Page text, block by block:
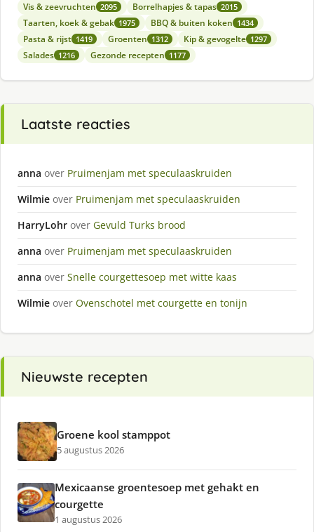
Vis & zeevruchten 2095 Borrelhapjes & tapas 2015
Taarten, koek & gebak 1975 BBQ & buiten koken 1434
Pasta & rijst 1419 Groenten 1312 Kip & gevogelte 1297
Salades 1216 Gezonde recepten 1177
Laatste reacties
anna over Pruimenjam met speculaaskruiden
Wilmie over Pruimenjam met speculaaskruiden
HarryLohr over Gevuld Turks brood
anna over Pruimenjam met speculaaskruiden
anna over Snelle courgettesoep met witte kaas
Wilmie over Ovenschotel met courgette en tonijn
Nieuwste recepten
Groene kool stamppot
5 augustus 2026
Mexicaanse groentesoep met gehakt en
courgette
1 augustus 2026